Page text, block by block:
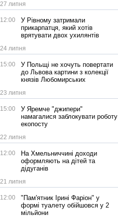
27 липня
12:00
У Рівному затримали
прикарпатця, який хотів
врятувати двох ухилянтів
24 липня
15:00
У Польщі не хочуть повертати
до Львова картини з колекції
князів Любомирських
23 липня
15:00
У Яремче "джипери"
намагалися заблокувати роботу
екопосту
22 липня
12:00
На Хмельниччині доходи
оформляють на дітей та
дідуганів
21 липня
12:00
"Пам'ятник Ірині Фаріон" у
формі туалету обійшовся у 2
мільйони